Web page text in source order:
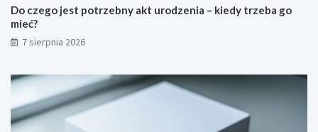
Do czego jest potrzebny akt urodzenia – kiedy trzeba go
mieć?
7 sierpnia 2026